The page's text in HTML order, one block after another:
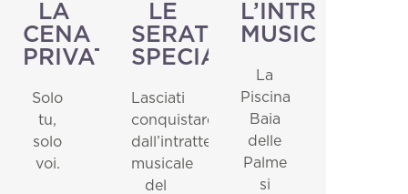
LA
CENA
PRIVATA
Solo
tu,
solo
voi.
LE
SERATE
SPECIALI
Lasciati
conquistare
dall’intrattenimento
musicale
del
MUSICALE
La
Piscina
Baia
delle
Palme
si